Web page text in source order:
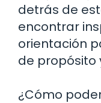
detrás de
encontrar
orientación
de propósito
¿Cómo